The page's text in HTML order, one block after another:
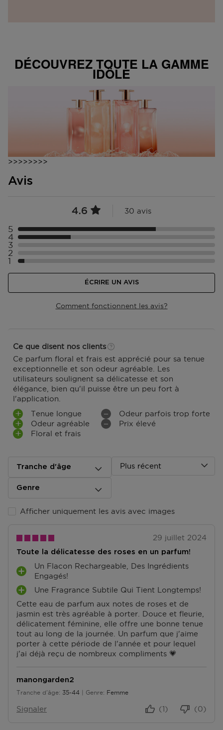
DÉCOUVREZ TOUTE LA GAMME
IDÔLE
>>>>>>>>
Avis
4.6 30 avis
Comment fonctionnent les avis?
5
4
3
2
1
ÉCRIRE UN AVIS
Ce que disent nos clients
Ce parfum floral et frais est apprécié pour sa tenue
exceptionnelle et son odeur agréable. Les
utilisateurs soulignent sa délicatesse et son
élégance, bien qu'il puisse être un peu fort à
l'application.
Tenue longue
Odeur agréable
Floral et frais
Odeur parfois trop forte
Prix élevé
Tranche d'âge
Genre
Afficher uniquement les avis avec images
Plus récent
29 juillet 2024
Toute la délicatesse des roses en un parfum!
Cette eau de parfum aux notes de roses et de
jasmin est très agréable à porter. Douce et fleurie,
délicatement féminine, elle offre une bonne tenue
tout au long de la journée. Un parfum que j'aime
porter à cette période de l'année et pour lequel
j'ai déjà reçu de nombreux compliments 💗
A
V
A
N
T
A
G
E
S
Un Flacon Rechargeable, Des Ingrédients
Engagés!
A
V
A
N
T
A
G
Une Fragrance Subtile Qui Tient Longtemps!
manongarden2
Tranche d'âge
De 35 à 44 35-44 Genre Femme
Signaler (0)
(1)